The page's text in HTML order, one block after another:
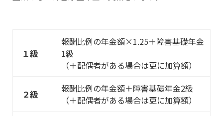
１級
報酬比例の年金額×1.25＋障害基礎年金
1級
（＋配偶者がある場合は更に加算額）
２級
報酬比例の年金額＋障害基礎年金2級
（＋配偶者がある場合は更に加算額）